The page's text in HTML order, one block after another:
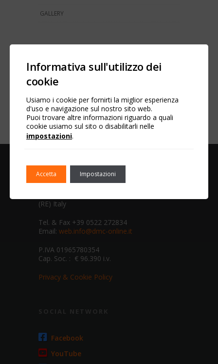
GALLERY
SOCIAL NETWORK
Facebook
LinkedIn
D.M.C. SRL
Via Camuncoli, 2
(RE) Italy
Tel. & Fax +39 0522 272834
Email: web.info@dmc-online.it
P.IVA 01965780354
Cap. Soc. : € 96.390 i.v.
Privacy & Cookie Policy
Facebook
YouTube
Informativa sull'utilizzo dei
cookie
Usiamo i cookie per fornirti la miglior esperienza
d'uso e navigazione sul nostro sito web.
Puoi trovare altre informazioni riguardo a quali
cookie usiamo sul sito o disabilitarli nelle
impostazioni.
Accetta Impostazioni